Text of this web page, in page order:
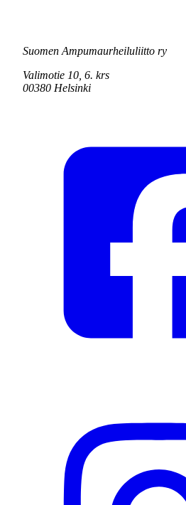
Suomen Ampumaurheiluliitto ry
Valimotie 10, 6. krs
00380 Helsinki